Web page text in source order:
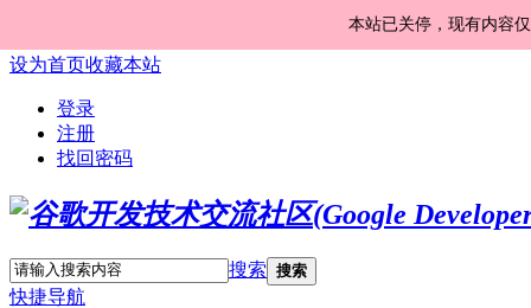
本站已关停，现有内容
设为首页收藏本站
登录
注册
找回密码
搜索 搜索
快捷导航